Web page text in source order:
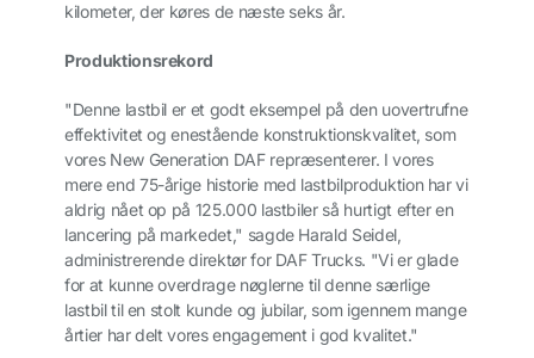
kilometer, der køres de næste seks år.
Produktionsrekord
"Denne lastbil er et godt eksempel på den uovertrufne
effektivitet og enestående konstruktionskvalitet, som
vores New Generation DAF repræsenterer. I vores
mere end 75-årige historie med lastbilproduktion har vi
aldrig nået op på 125.000 lastbiler så hurtigt efter en
lancering på markedet," sagde Harald Seidel,
administrerende direktør for DAF Trucks. "Vi er glade
for at kunne overdrage nøglerne til denne særlige
lastbil til en stolt kunde og jubilar, som igennem mange
årtier har delt vores engagement i god kvalitet."